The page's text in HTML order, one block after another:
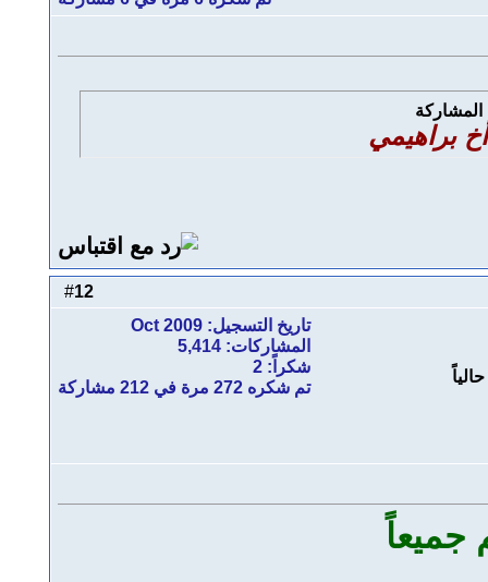
براهيمي
12
تاريخ التسجيل: Oct 2009
المشاركات: 5,414
شكراً: 2
تم شكره 272 مرة في 212 مشاركة
جميعاً